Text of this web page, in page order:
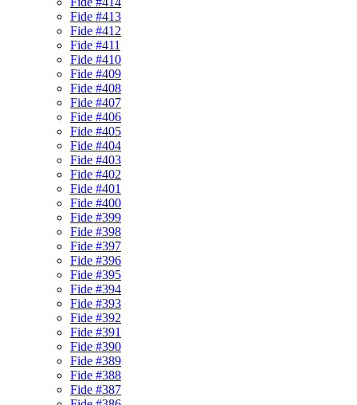
Fide #413
Fide #412
Fide #411
Fide #410
Fide #409
Fide #408
Fide #407
Fide #406
Fide #405
Fide #404
Fide #403
Fide #402
Fide #401
Fide #400
Fide #399
Fide #398
Fide #397
Fide #396
Fide #395
Fide #394
Fide #393
Fide #392
Fide #391
Fide #390
Fide #389
Fide #388
Fide #387